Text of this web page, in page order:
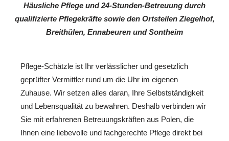
Häusliche Pflege und 24-Stunden-Betreuung durch
qualifizierte Pflegekräfte sowie den Ortsteilen Ziegelhof,
Breithülen, Ennabeuren und Sontheim
Pflege-Schätzle ist Ihr verlässlicher und gesetzlich
geprüfter Vermittler rund um die Uhr im eigenen
Zuhause. Wir setzen alles daran, Ihre Selbstständigkeit
und Lebensqualität zu bewahren. Deshalb verbinden wir
Sie mit erfahrenen Betreuungskräften aus Polen, die
Ihnen eine liebevolle und fachgerechte Pflege direkt bei